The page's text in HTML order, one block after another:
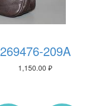
269476-209A
1,150.00 ₽